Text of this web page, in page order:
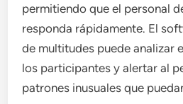
permitiendo que el personal
responda rápidamente. El
de multitudes puede analizar
los participantes y alertar al
patrones inusuales que